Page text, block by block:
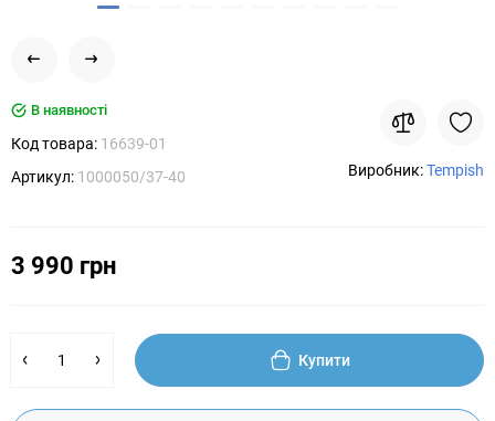
В наявності
Код товара: 16639-01
Артикул: 1000050/37-40 Виробник:Tempish
3 990 грн
Купити